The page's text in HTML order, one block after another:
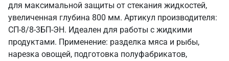
для максимальной защиты от стекания жидкостей,
увеличенная глубина 800 мм. Артикул производителя:
СП-8/8-3БП-ЭН. Идеален для работы с жидкими
продуктами. Применение: разделка мяса и рыбы,
нарезка овощей, подготовка полуфабрикатов,